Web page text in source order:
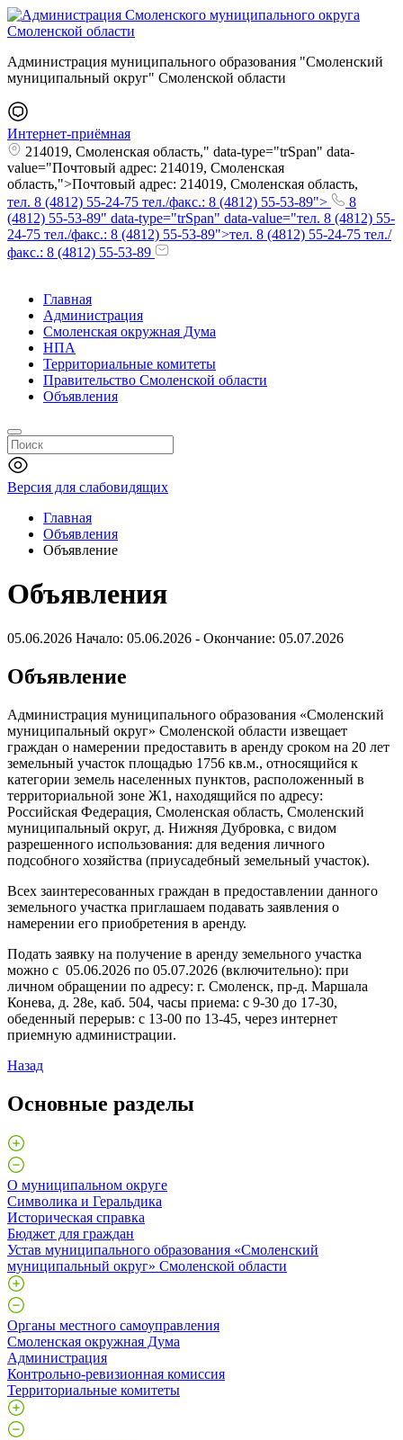
Администрация муниципального образования "Смоленский
муниципальный округ" Смоленской области
Интернет-приёмная
214019, Смоленская область," data-type="trSpan" data-
value="Почтовый адрес: 214019, Смоленская
область,">Почтовый адрес: 214019, Смоленская область,
тел. 8 (4812) 55-24-75 тел./факс.: 8 (4812) 55-53-89">
8
(4812) 55-53-89" data-type="trSpan" data-value="тел. 8 (4812) 55-
24-75 тел./факс.: 8 (4812) 55-53-89">тел. 8 (4812) 55-24-75 тел./
факс.: 8 (4812) 55-53-89
Главная
Администрация
Смоленская окружная Дума
НПА
Территориальные комитеты
Правительство Смоленской области
Объявления
Версия для слабовидящих
Главная
Объявления
Объявление
Объявления
05.06.2026 Начало: 05.06.2026 - Окончание: 05.07.2026
Объявление
Администрация муниципального образования «Смоленский
муниципальный округ» Смоленской области извещает
граждан о намерении предоставить в аренду сроком на 20 лет
земельный участок площадью 1756 кв.м., относящийся к
категории земель населенных пунктов, расположенный в
территориальной зоне Ж1, находящийся по адресу:
Российская Федерация, Смоленская область, Смоленский
муниципальный округ, д. Нижняя Дубровка, с видом
разрешенного использования: для ведения личного
подсобного хозяйства (приусадебный земельный участок).
Всех заинтересованных граждан в предоставлении данного
земельного участка приглашаем подавать заявления о
намерении его приобретения в аренду.
Подать заявку на получение в аренду земельного участка
можно с 05.06.2026 по 05.07.2026 (включительно): при
личном обращении по адресу: г. Смоленск, пр-д. Маршала
Конева, д. 28е, каб. 504, часы приема: с 9-30 до 17-30,
обеденный перерыв: с 13-00 по 13-45, через интернет
приемную администрации.
Назад
Основные разделы
О муниципальном округе
Символика и Геральдика
Историческая справка
Бюджет для граждан
Устав муниципального образования «Смоленский
муниципальный округ» Смоленской области
Органы местного самоуправления
Смоленская окружная Дума
Администрация
Контрольно-ревизионная комиссия
Территориальные комитеты